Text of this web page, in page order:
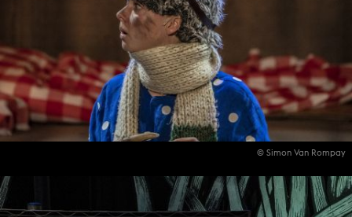
© Simon Van Rompay